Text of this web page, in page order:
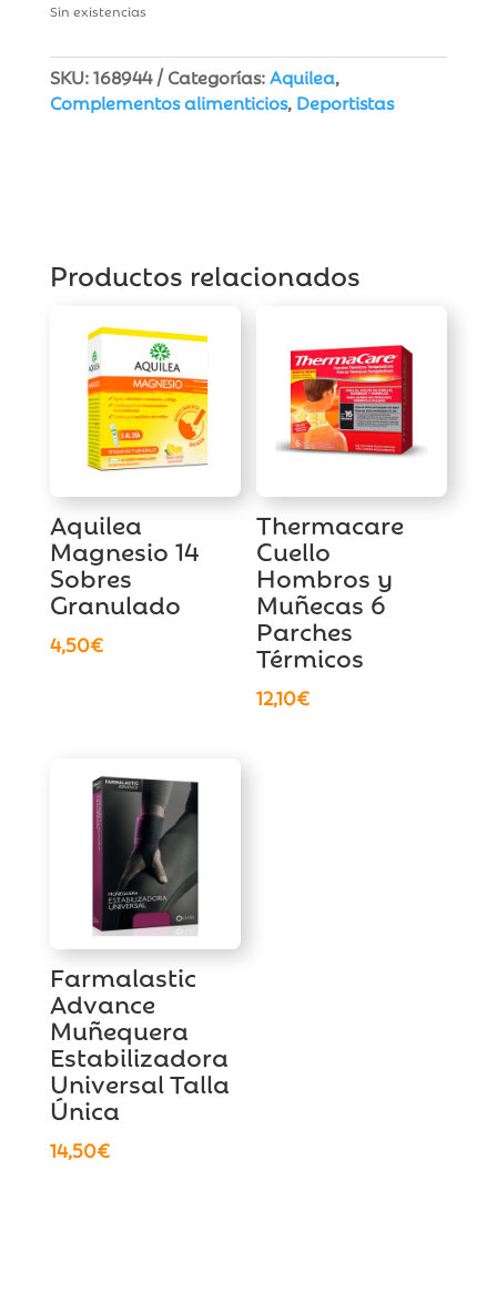
Sin existencias
SKU:168944 Categorías:Aquilea,
Complementos alimenticios, Deportistas
Productos relacionados
Aquilea
Magnesio 14
Sobres
Granulado
4,50€
Thermacare
Cuello
Hombros y
Muñecas 6
Parches
Térmicos
12,10€
Farmalastic
Advance
Muñequera
Estabilizadora
Universal Talla
Única
14,50€